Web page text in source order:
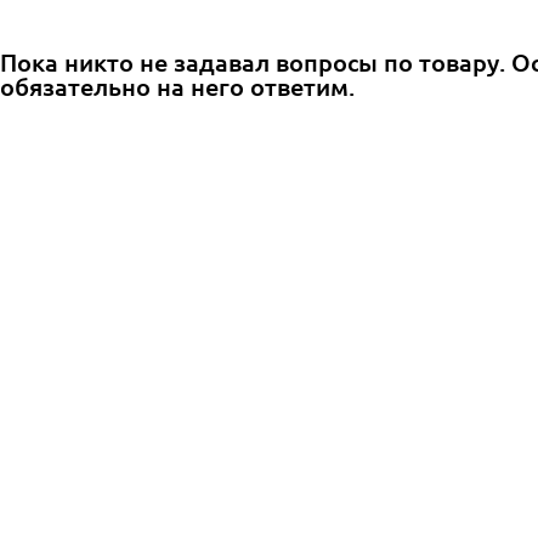
Пока никто не задавал вопросы по товару.
обязательно на него ответим.